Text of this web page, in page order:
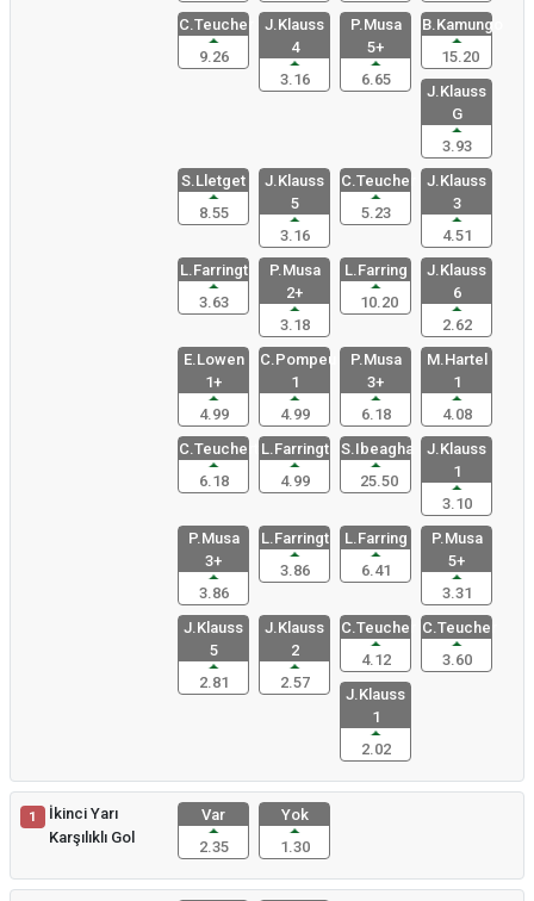
C.Teucher
9.26
J.Klauss
4
3.16
P.Musa
5+
6.65
B.Kamungo
15.20
J.Klauss
G
3.93
S.Lletget
8.55
J.Klauss
5
3.16
C.Teucher
5.23
J.Klauss
3
4.51
L.Farringt
3.63
P.Musa
2+
3.18
L.Farring
10.20
J.Klauss
6
2.62
E.Lowen
1+
4.99
C.Pompeu
1
4.99
P.Musa
3+
6.18
M.Hartel
1
4.08
C.Teuchert
6.18
L.Farringt
4.99
S.Ibeagha
25.50
J.Klauss
1
3.10
P.Musa
3+
3.86
L.Farringt
3.86
L.Farring
6.41
P.Musa
5+
3.31
J.Klauss
5
2.81
J.Klauss
2
2.57
C.Teucher
4.12
C.Teucher
3.60
J.Klauss
1
2.02
1
İkinci Yarı
Karşılıklı Gol
Var
2.35
Yok
1.30